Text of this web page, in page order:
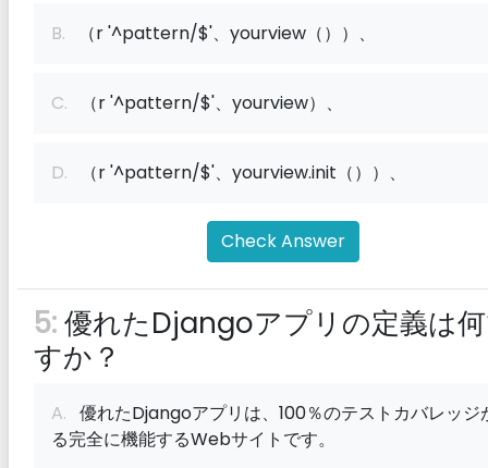
B. （r '^pattern/$'、yourview（））、
C. （r '^pattern/$'、yourview）、
D. （r '^pattern/$'、yourview.init（））、
Check Answer
5:優れたDjangoアプリの定義は
すか？
A. 優れたDjangoアプリは、100％のテストカバレッジ
る完全に機能するWebサイトです。